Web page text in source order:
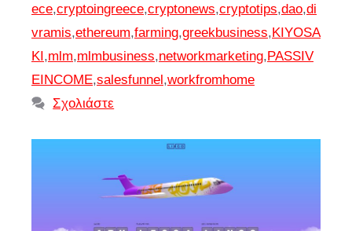
ece,cryptoingreece,cryptonews,cryptotips,dao,di
vramis,ethereum,farming,greekbusiness, KIYOSA
KI ,mlm,mlmbusiness,networkmarketing, PASSIV
EINCOME,salesfunnel ,workfromhome
Σχολιάστε